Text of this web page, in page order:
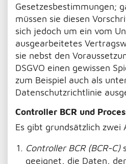
Gesetzesbestimmungen;
müssen sie diesen
sich jedoch um ein vom
ausgearbeitetes
sie nebst den
DSGVO einen gewissen
zum Beispiel auch als
Datenschutzrichtlinie
Controller BCR und
Es gibt grundsätzlich zwei
Controller BCR (BCR-C)
geeignet, die Daten,